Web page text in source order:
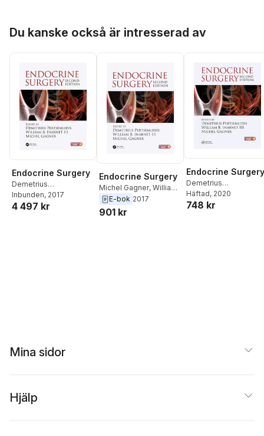
Du kanske också är intresserad av
Endocrine Surgery
Demetrius
Pertsemlidis,William B.
Inabnet III,Michel
Inbunden, 2017
4 497 kr
Endocrine Surgery
Michel Gagner, William
B. Inabnet III,Demetrius
Pertsemlidis
E-bok 2017
901 kr
Endocrine Surgery
Demetrius
Pertsemlidis,
Inabnet III
Häftad, 2020
748 kr
Mina sidor
Hjälp